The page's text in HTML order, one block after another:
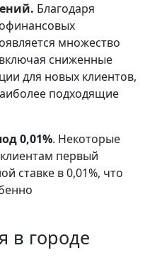
Благодаря
множество
сниженные
для новых клиентов,
подходящие
0,01%. Некоторые
первый
ставке в 0,01%, что
в городе